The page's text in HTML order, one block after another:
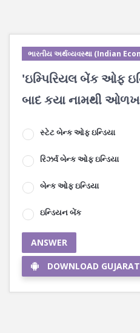
ભારતીય અર્થવ્યવસ્થા (Indian
'ઇમ્પિરિયલ બેંક ઓફ
બાદ કયા નામથી
સ્ટેટ બેન્ક ઓફ ઇન્ડિયા
રિઝર્વ બેન્ક ઓફ ઇન્ડિયા
બેન્ક ઓફ ઇન્ડિયા
ઇન્ડિયન બેંક
ANSWER
DOWNLOAD